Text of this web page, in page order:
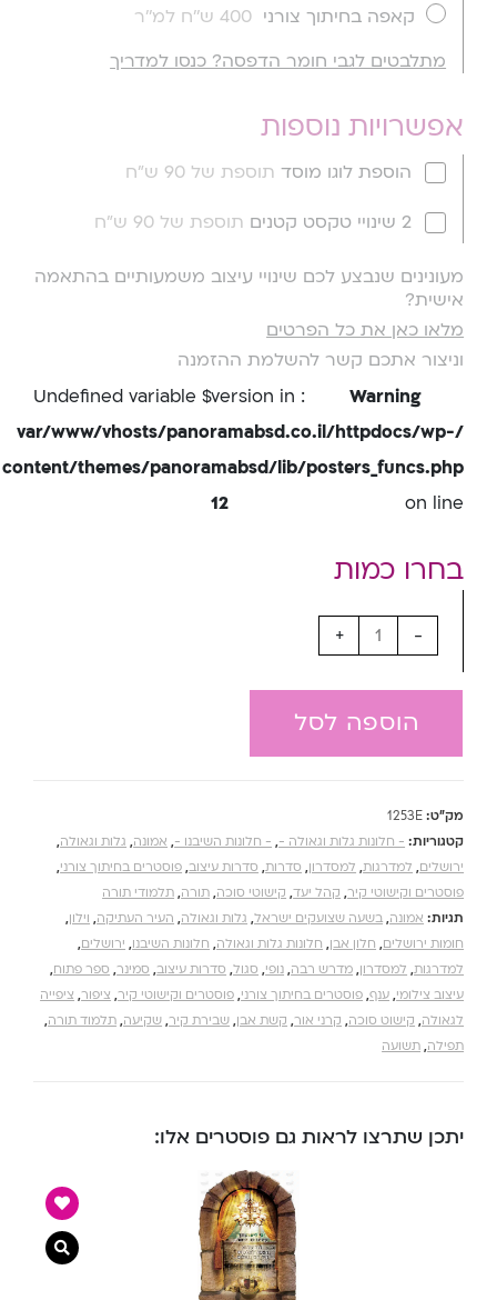
קאפה בחיתוך צורני 400 ש''ח למ''ר
מתלבטים לגבי חומר הדפסה? כנסו למדריך
אפשרויות נוספות
הוספת לוגו מוסד תוספת של 90 ש"ח
2 שינויי טקסט קטנים תוספת של 90 ש"ח
מעונינים שנבצע לכם שינויי עיצוב משמעותיים בהתאמה
אישית?
מלאו כאן את כל הפרטים
וניצור אתכם קשר להשלמת ההזמנה
Warning
: Undefined variable $version in
/var/www/vhosts/panoramabsd.co.il/httpdocs/wp-
content/themes/panoramabsd/lib/posters_funcs.php
on line
12
-
+
הוספה לסל
מק"ט: 1253E
קטגוריות: - חלונות גלות וגאולה -, - חלונות השיבנו -, אמונה, גלות וגאולה,
ירושלים, למדרגות, למסדרון, סדרות, סדרות עיצוב, פוסטרים בחיתוך צורני,
פוסטרים וקישוטי קיר, קהל יעד, קישוטי סוכה, תורה, תלמודי תורה
תגיות: אמונה, בשעה שצועקים ישראל, גלות וגאולה, העיר העתיקה, וילון,
חומות ירושלים, חלון אבן, חלונות גלות וגאולה, חלונות השיבנו, ירושלים,
למדרגות, למסדרון, מדרש רבה, נופי, סגול, סדרות עיצוב, סמינר, ספר פתוח,
עיצוב צילומי, ענף, פוסטרים בחיתוך צורני, פוסטרים וקישוטי קיר, ציפור, ציפייה
לגאולה, קישוט סוכה, קרני אור, קשת אבן, שבירת קיר, שקיעה, תלמוד תורה,
תפילה, תשועה
יתכן שתרצו לראות גם פוסטרים אלו:
צפייה